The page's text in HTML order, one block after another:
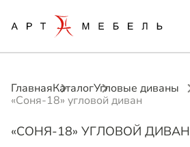
ГлавнаяКаталогУгловые диваны
«Соня-18» угловой диван
«СОНЯ-18» УГЛОВОЙ ДИВАН